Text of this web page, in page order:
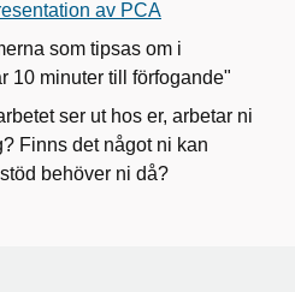
av PCA
som tipsas om i
10 minuter till förfogande"
ser ut hos er, arbetar ni
Finns det något ni kan
behöver ni då?